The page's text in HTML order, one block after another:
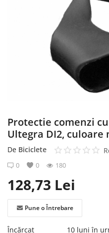
Autentificare
Înregistrare
Protectie comenzi
Ultegra DI2, culoare
De Biciclete
0 0 180
128,73 Lei
Pune o Întrebare
Încărcat 10 luni în